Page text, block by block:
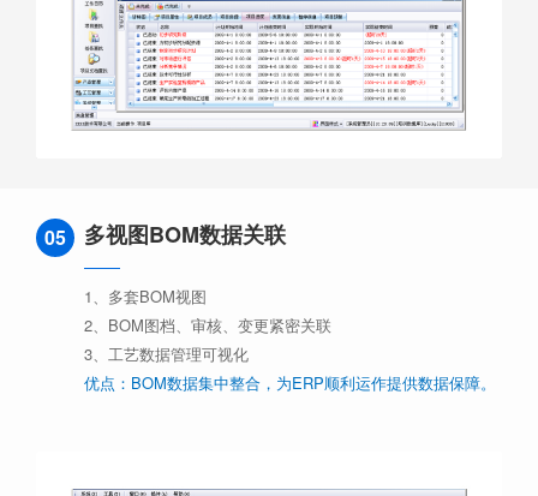
05 多视图BOM数据关联
1、多套BOM视图
2、BOM图档、审核、变更紧密关联
3、工艺数据管理可视化
优点：BOM数据集中整合，为ERP顺利运作提供数据保障。